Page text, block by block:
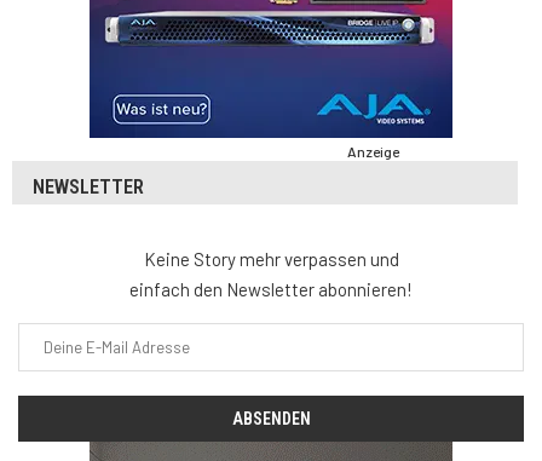
Anzeige
NEWSLETTER
Keine Story mehr verpassen und
einfach den Newsletter abonnieren!